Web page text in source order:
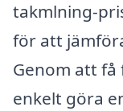
takmlning-
för att
Genom att
enkelt göra